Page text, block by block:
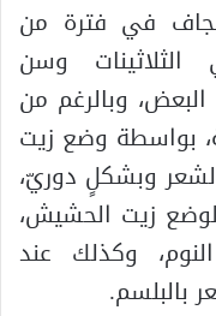
في فترة من
وسن
وبالرغم من
بواسطة وضع زيت
وبشكلٍ دوريّ،
زيت الحشيش،
وكذلك عند
بالبلسم.